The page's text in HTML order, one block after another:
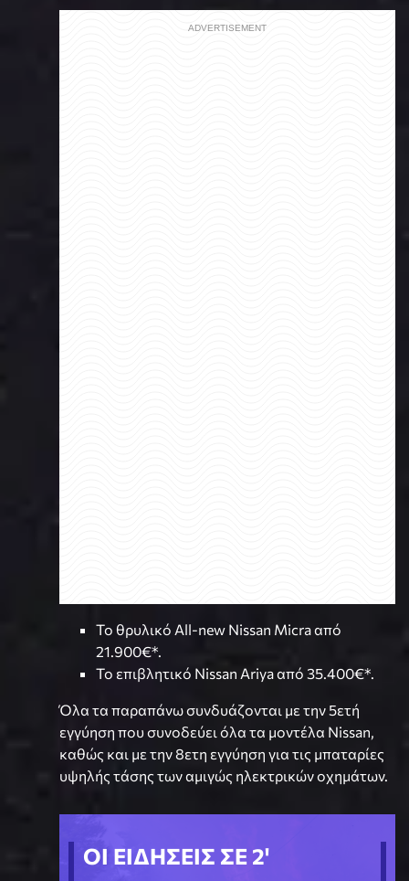
Το θρυλικό All-new Nissan Micra από
21.900€*.
Το επιβλητικό Nissan Ariya από 35.400€*.
Όλα τα παραπάνω συνδυάζονται με την 5ετή
εγγύηση που συνοδεύει όλα τα μοντέλα Nissan,
καθώς και με την 8ετη εγγύηση για τις μπαταρίες
υψηλής τάσης των αμιγώς ηλεκτρικών οχημάτων.
ΟΙ ΕΙΔΗΣΕΙΣ ΣΕ 2'